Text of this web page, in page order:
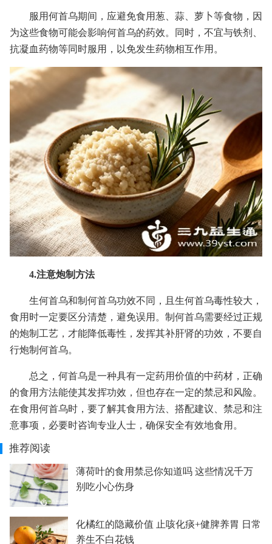
服用何首乌期间，应避免食用葱、蒜、萝卜等食物，因
为这些食物可能会影响何首乌的药效。同时，不宜与铁剂、
抗凝血药物等同时服用，以免发生药物相互作用。
4.注意炮制方法
生何首乌和制何首乌功效不同，且生何首乌毒性较大，
食用时一定要区分清楚，避免误用。制何首乌需要经过正规
的炮制工艺，才能降低毒性，发挥其补肝肾的功效，不要自
行炮制何首乌。
总之，何首乌是一种具有一定药用价值的中药材，正确
的食用方法能使其发挥功效，但也存在一定的禁忌和风险。
在食用何首乌时，要了解其食用方法、搭配建议、禁忌和注
意事项，必要时咨询专业人士，确保安全有效地食用。
推荐阅读
薄荷叶的食用禁忌你知道吗 这些情况千万
别吃小心伤身
化橘红的隐藏价值 止咳化痰+健脾养胃 日常
养生不白花钱